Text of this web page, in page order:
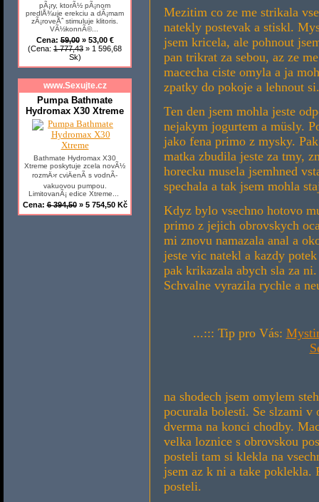
Mezitim co ze me strikala
natekly postevak a stiskl.
jsem kricela, ale pohnout
pan trikrat za sebou, az ze
macecha ciste omyla a ja
zpatky do pokoje a lehnout si.
Ten den jsem mohla jeste
nejakym jogurtem a müsly.
jako fena primo z mysky.
matka zbudila jeste za tmy,
horecku musela jsemhned
spechala a tak jsem mohla
Kdyz bylo vsechno hotovo
primo z jejich obrovskych
mi znovu namazala anal a
jeste vic natekl a kazdy
pak krikazala abych sla za
Schvalne vyrazila rychle a
...::: Tip pro Vás:
na shodech jsem omylem
pocurala bolesti. Se slzami v
dverma na konci chodby.
velka loznice s obrovskou
posteli tam si klekla na
jsem az k ni a take poklekla.
posteli.
pÃ¡ry, ktorÃ½ pÃ¡nom
predlÅ¾uje erekciu a dÃ¡mam
zÃ¡roveÅˆ stimuluje klitoris.
VÃ½konnÃ©...
Cena:59,00» 53,00 €
(Cena: 1 777,43 » 1 596,68
Sk)
www.Sexujte.cz
Pumpa Bathmate
Hydromax X30 Xtreme
Bathmate Hydromax X30
Xtreme poskytuje zcela novÃ½
rozmÄ›r cviÄenÃ­ s vodnÃ­
vakuovou pumpou.
LimitovanÃ¡ edice Xtreme...
Cena:6 394,50» 5 754,50 Kč